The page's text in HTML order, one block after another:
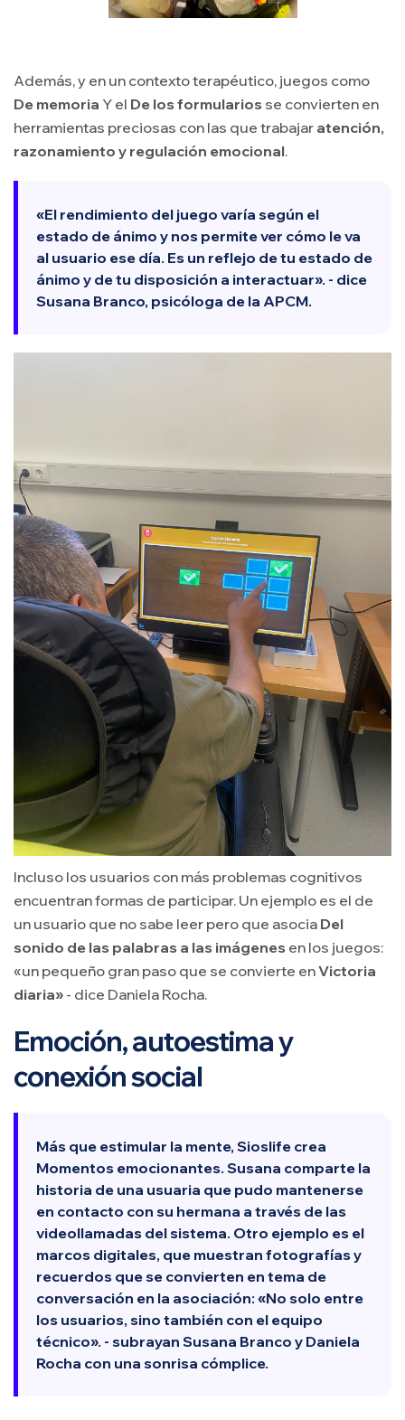
Además, y en un contexto terapéutico, juegos como
De memoria Y el De los formularios se convierten en
herramientas preciosas con las que trabajar atención,
razonamiento y regulación emocional.
«El rendimiento del juego varía según el
estado de ánimo y nos permite ver cómo le va
al usuario ese día. Es un reflejo de tu estado de
ánimo y de tu disposición a interactuar». - dice
Susana Branco, psicóloga de la APCM.
Incluso los usuarios con más problemas cognitivos
encuentran formas de participar. Un ejemplo es el de
un usuario que no sabe leer pero que asocia Del
sonido de las palabras a las imágenes en los juegos:
«un pequeño gran paso que se convierte enVictoria
diaria» - dice Daniela Rocha.
Emoción, autoestima y
conexión social
Más que estimular la mente, Sioslife crea
Momentos emocionantes. Susana comparte la
historia de una usuaria que pudo mantenerse
en contacto con su hermana a través de las
videollamadas del sistema. Otro ejemplo es el
marcos digitales, que muestran fotografías y
recuerdos que se convierten en tema de
conversación en la asociación: «No solo entre
los usuarios, sino también con el equipo
técnico». - subrayan Susana Branco y Daniela
Rocha con una sonrisa cómplice.